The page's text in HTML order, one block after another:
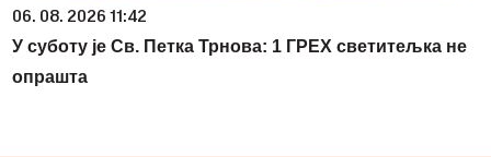
06. 08. 2026 11:42
У суботу је Св. Петка Трнова: 1 ГРЕХ светитељка не
опрашта